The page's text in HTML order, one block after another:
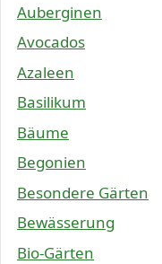
Auberginen
Avocados
Azaleen
Basilikum
Bäume
Begonien
Besondere Gärten
Bewässerung
Bio-Gärten